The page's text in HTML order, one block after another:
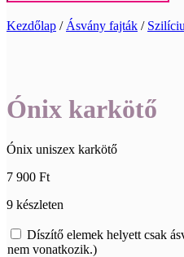
Kezdőlap / Ásvány fajták /
Ónix karkötő
Ónix uniszex karkötő
7 900 Ft
9 készleten
Díszítő elemek helyett csak
nem vonatkozik.)